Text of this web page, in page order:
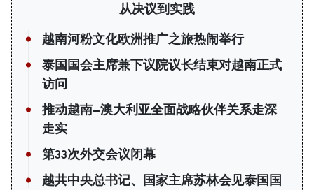
从决议到实践
越南河粉文化欧洲推广之旅热闹举行
泰国国会主席兼下议院议长结束对越南正式
访问
推动越南—澳大利亚全面战略伙伴关系走深
走实
第33次外交会议闭幕
越共中央总书记、国家主席苏林会见泰国国